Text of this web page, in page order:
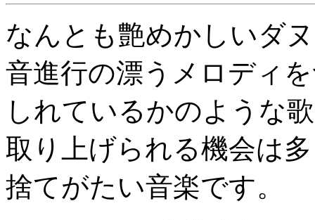
なんとも艶めかしいダ
音進行の漂うメロディ
しれているかのような
取り上げられる機会は
捨てがたい音楽です。